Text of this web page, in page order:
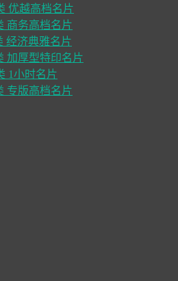
优越高档名片
商务高档名片
经济典雅名片
加厚型特印名片
1小时名片
专版高档名片